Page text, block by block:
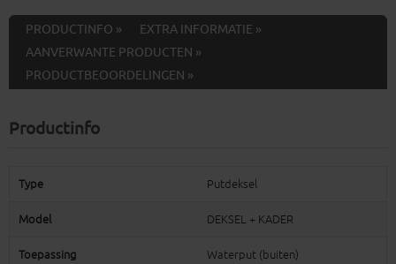
PRODUCTINFO »
EXTRA INFORMATIE »
AANVERWANTE PRODUCTEN »
PRODUCTBEOORDELINGEN »
Productinfo
Type Putdeksel
Model DEKSEL + KADER
Toepassing Waterput (buiten)